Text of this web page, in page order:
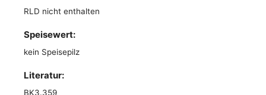
RLD nicht enthalten
Speisewert:
kein Speisepilz
Literatur:
BK3.359